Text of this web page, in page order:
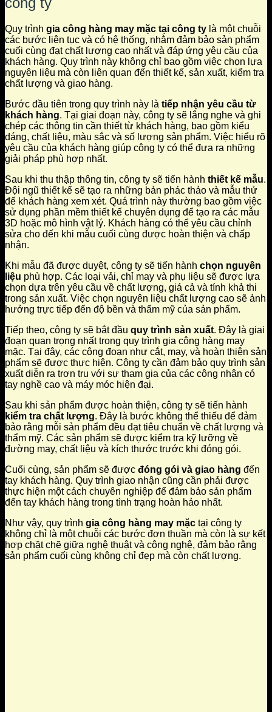
Quy trình gia công hàng may mặc tại công ty là một chuỗi
các bước liên tục và có hệ thống, nhằm đảm bảo sản phẩm
cuối cùng đạt chất lượng cao nhất và đáp ứng yêu cầu của
khách hàng. Quy trình này không chỉ bao gồm việc chọn lựa
nguyên liệu mà còn liên quan đến thiết kế, sản xuất, kiểm tra
chất lượng và giao hàng.
Bước đầu tiên trong quy trình này là tiếp nhận yêu cầu từ
khách hàng. Tại giai đoạn này, công ty sẽ lắng nghe và ghi
chép các thông tin cần thiết từ khách hàng, bao gồm kiểu
dáng, chất liệu, màu sắc và số lượng sản phẩm. Việc hiểu rõ
yêu cầu của khách hàng giúp công ty có thể đưa ra những
giải pháp phù hợp nhất.
Sau khi thu thập thông tin, công ty sẽ tiến hành thiết kế mẫu.
Đội ngũ thiết kế sẽ tạo ra những bản phác thảo và mẫu thử
để khách hàng xem xét. Quá trình này thường bao gồm việc
sử dụng phần mềm thiết kế chuyên dụng để tạo ra các mẫu
3D hoặc mô hình vật lý. Khách hàng có thể yêu cầu chỉnh
sửa cho đến khi mẫu cuối cùng được hoàn thiện và chấp
nhận.
Khi mẫu đã được duyệt, công ty sẽ tiến hành chọn nguyên
liệu phù hợp. Các loại vải, chỉ may và phụ liệu sẽ được lựa
chọn dựa trên yêu cầu về chất lượng, giá cả và tính khả thi
trong sản xuất. Việc chọn nguyên liệu chất lượng cao sẽ ảnh
hưởng trực tiếp đến độ bền và thẩm mỹ của sản phẩm.
Tiếp theo, công ty sẽ bắt đầu quy trình sản xuất. Đây là giai
đoạn quan trọng nhất trong quy trình gia công hàng may
mặc. Tại đây, các công đoạn như cắt, may, và hoàn thiện sản
phẩm sẽ được thực hiện. Công ty cần đảm bảo quy trình sản
xuất diễn ra trơn tru với sự tham gia của các công nhân có
tay nghề cao và máy móc hiện đại.
Sau khi sản phẩm được hoàn thiện, công ty sẽ tiến hành
kiểm tra chất lượng. Đây là bước không thể thiếu để đảm
bảo rằng mỗi sản phẩm đều đạt tiêu chuẩn về chất lượng và
thẩm mỹ. Các sản phẩm sẽ được kiểm tra kỹ lưỡng về
đường may, chất liệu và kích thước trước khi đóng gói.
Cuối cùng, sản phẩm sẽ được đóng gói và giao hàng đến
tay khách hàng. Quy trình giao nhận cũng cần phải được
thực hiện một cách chuyên nghiệp để đảm bảo sản phẩm
đến tay khách hàng trong tình trạng hoàn hảo nhất.
Như vậy, quy trình gia công hàng may mặc tại công ty
không chỉ là một chuỗi các bước đơn thuần mà còn là sự kết
hợp chặt chẽ giữa nghệ thuật và công nghệ, đảm bảo rằng
sản phẩm cuối cùng không chỉ đẹp mà còn chất lượng.